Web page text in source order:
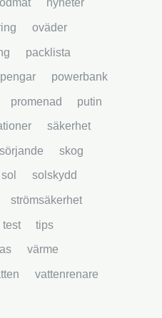
nyheter
oväder
packlista
pengar powerbank
promenad putin
säkerhet
skog
sol solskydd
strömsäkerhet
test tips
värme
vattenrenare